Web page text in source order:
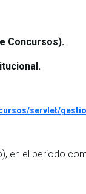
Concursos).
servlet/
en el periodo